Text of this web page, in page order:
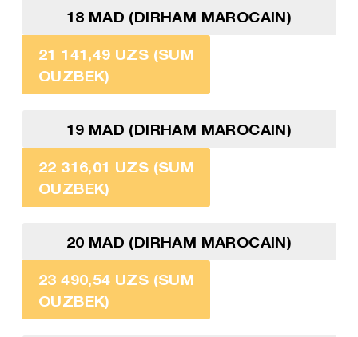
18 MAD (DIRHAM MAROCAIN)
21 141,49 UZS (SUM
OUZBEK)
19 MAD (DIRHAM MAROCAIN)
22 316,01 UZS (SUM
OUZBEK)
20 MAD (DIRHAM MAROCAIN)
23 490,54 UZS (SUM
OUZBEK)